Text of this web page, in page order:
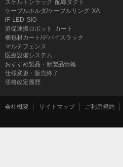
スケルトンラック 配線ダクト
ケーブルホルダ/ケーブルリング XA
IF LED SiO
追従運搬ロボット
カート
梱包材カート/デバイスラック
マルチフェンス
医療設備システム
おすすめ製品・新製品情報
仕様変更・販売終了
価格改定履歴
会社概要 サイトマップ ご利用規約